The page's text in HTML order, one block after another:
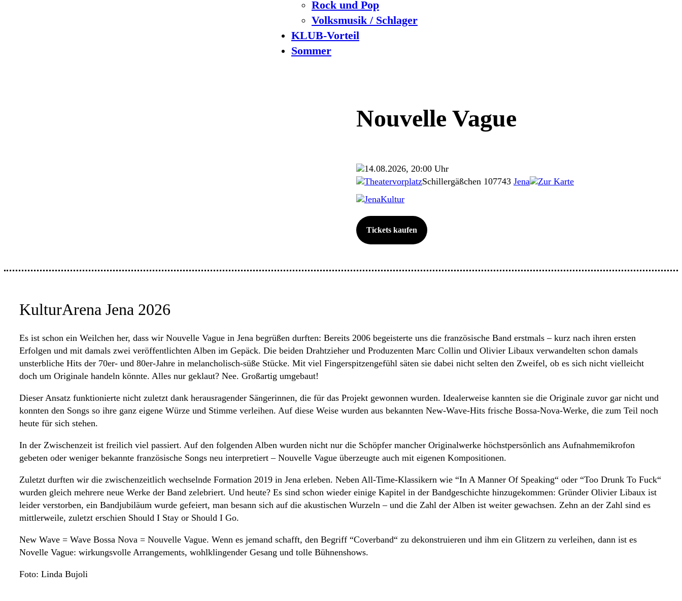
Rock und Pop
Volksmusik / Schlager
KLUB-Vorteil
Sommer
Nouvelle Vague
14.08.2026, 20:00 Uhr
TheatervorplatzSchillergäßchen 107743 Jena
Zur Karte
JenaKultur
Tickets kaufen
KulturArena Jena 2026
Es ist schon ein Weilchen her, dass wir Nouvelle Vague in Jena begrüßen durften: Bereits 2006 begeisterte uns die französische Band erstmals – kurz nach ihren ersten
Erfolgen und mit damals zwei veröffentlichten Alben im Gepäck. Die beiden Drahtzieher und Produzenten Marc Collin und Olivier Libaux verwandelten schon damals
unsterbliche Hits der 70er- und 80er-Jahre in melancholisch-süße Stücke. Mit viel Fingerspitzengefühl säten sie dabei nicht selten den Zweifel, ob es sich nicht vielleicht
doch um Originale handeln könnte. Alles nur geklaut? Nee. Großartig umgebaut!
Dieser Ansatz funktionierte nicht zuletzt dank herausragender Sängerinnen, die für das Projekt gewonnen wurden. Idealerweise kannten sie die Originale zuvor gar nicht und
konnten den Songs so ihre ganz eigene Würze und Stimme verleihen. Auf diese Weise wurden aus bekannten New-Wave-Hits frische Bossa-Nova-Werke, die zum Teil noch
heute für sich stehen.
In der Zwischenzeit ist freilich viel passiert. Auf den folgenden Alben wurden nicht nur die Schöpfer mancher Originalwerke höchstpersönlich ans Aufnahmemikrofon
gebeten oder weniger bekannte französische Songs neu interpretiert – Nouvelle Vague überzeugte auch mit eigenen Kompositionen.
Zuletzt durften wir die zwischenzeitlich wechselnde Formation 2019 in Jena erleben. Neben All-Time-Klassikern wie “In A Manner Of Speaking“ oder “Too Drunk To Fuck“
wurden gleich mehrere neue Werke der Band zelebriert. Und heute? Es sind schon wieder einige Kapitel in der Bandgeschichte hinzugekommen: Gründer Olivier Libaux ist
leider verstorben, ein Bandjubiläum wurde gefeiert, man besann sich auf die akustischen Wurzeln – und die Zahl der Alben ist weiter gewachsen. Zehn an der Zahl sind es
mittlerweile, zuletzt erschien Should I Stay or Should I Go.
New Wave = Wave Bossa Nova = Nouvelle Vague. Wenn es jemand schafft, den Begriff “Coverband“ zu dekonstruieren und ihm ein Glitzern zu verleihen, dann ist es
Novelle Vague: wirkungsvolle Arrangements, wohlklingender Gesang und tolle Bühnenshows.
Foto: Linda Bujoli